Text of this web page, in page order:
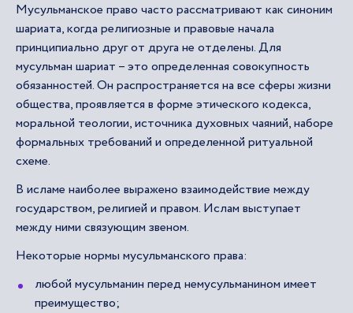
Мусульманское право часто рассматривают как синоним
шариата, когда религиозные и правовые начала
принципиально друг от друга не отделены. Для
мусульман шариат – это определенная совокупность
обязанностей. Он распространяется на все сферы жизни
общества, проявляется в форме этического кодекса,
моральной теологии, источника духовных чаяний, наборе
формальных требований и определенной ритуальной
схеме.
В исламе наиболее выражено взаимодействие между
государством, религией и правом. Ислам выступает
между ними связующим звеном.
Некоторые нормы мусульманского права:
любой мусульманин перед немусульманином имеет
преимущество;